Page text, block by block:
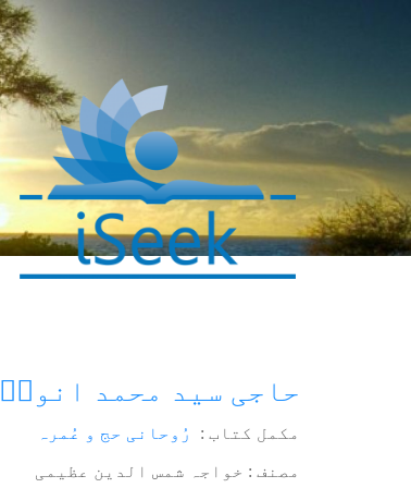
حاجی سید محمد انورؒ
مکمل کتاب : رُوحانی حج و عُمرہ
مصنف : خواجہ شمس الدین عظیمی